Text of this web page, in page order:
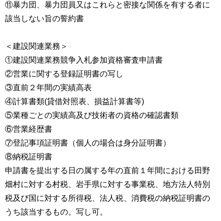
⑪暴力団、暴力団員又はこれらと密接な関係を有する者に
該当しない旨の誓約書
＜建設関連業務＞
①建設関連業務競争入札参加資格審査申請書
②営業に関する登録証明書の写し
③直前２年間の実績高表
④計算書類(貸借対照表、損益計算書等)
⑤業種ごとの実績高及び技術者の資格の確認書類
⑥営業経歴書
⑦登記事項証明書（個人の場合は身分証明書）
⑧納税証明書
申請書を提出する日の属する年の直前１年間における田野
畑村に対する村税、岩手県に対する事業税、地方法人特別
税及び国に対する所得税、法人税、消費税の納税証明書の
うち該当するもの。写し可。